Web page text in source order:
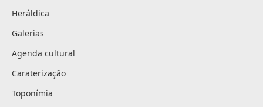
Heráldica
Galerias
Agenda cultural
Caraterização
Toponímia